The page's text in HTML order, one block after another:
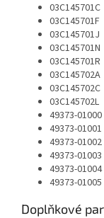
03C145701C
03C145701F
03C145701J
03C145701N
03C145701R
03C145702A
03C145702C
03C145702L
49373-01000
49373-01001
49373-01002
49373-01003
49373-01004
49373-01005
Doplňkové